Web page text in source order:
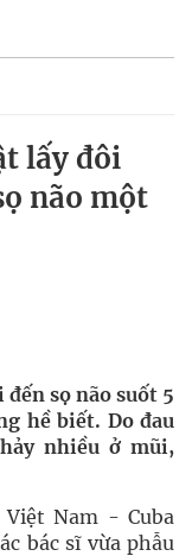
lấy đôi
não một
sọ não suốt 5
hề biết. Do đau
nhiều ở mũi,
Việt Nam - Cuba
bác sĩ vừa phẫu